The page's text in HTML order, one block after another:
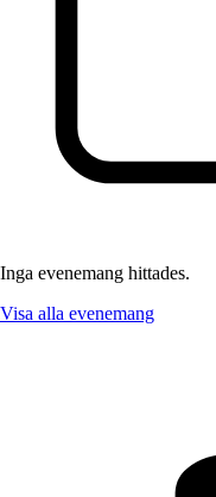
Inga evenemang hittades.
Visa alla evenemang